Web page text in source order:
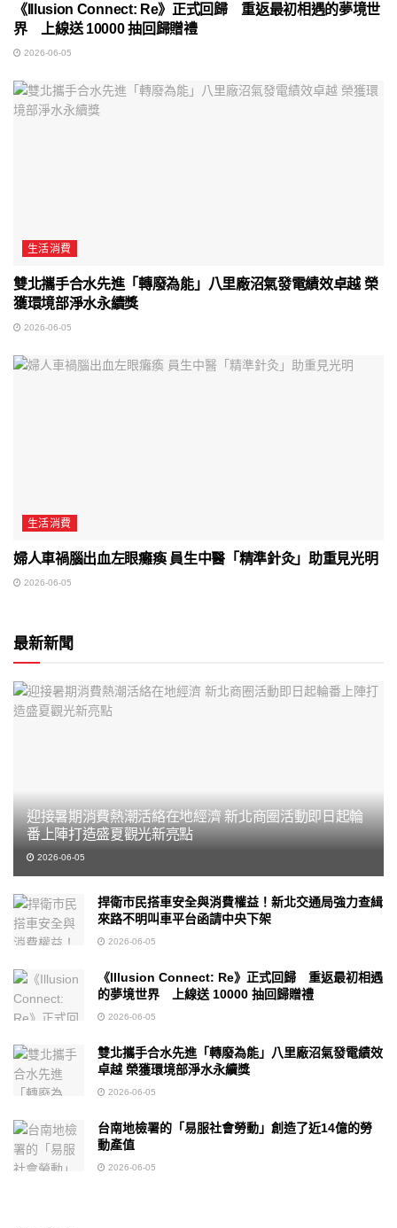
《Illusion Connect: Re》正式回歸 重返最初相遇的夢境世
界 上線送 10000 抽回歸贈禮
2026-06-05
生活消費
雙北攜手合水先進「轉廢為能」八里廠沼氣發電績效卓越 榮
獲環境部淨水永續獎
2026-06-05
生活消費
婦人車禍腦出血左眼癱瘓 員生中醫「精準針灸」助重見光明
2026-06-05
最新新聞
迎接暑期消費熱潮活絡在地經濟 新北商圈活動即日起輪
番上陣打造盛夏觀光新亮點
2026-06-05
捍衛市民搭車安全與消費權益！新北交通局強力查緝
來路不明叫車平台函請中央下架
2026-06-05
《Illusion Connect: Re》正式回歸 重返最初相遇
的夢境世界 上線送 10000 抽回歸贈禮
2026-06-05
雙北攜手合水先進「轉廢為能」八里廠沼氣發電績效
卓越 榮獲環境部淨水永續獎
2026-06-05
台南地檢署的「易服社會勞動」創造了近14億的勞
動產值
2026-06-05